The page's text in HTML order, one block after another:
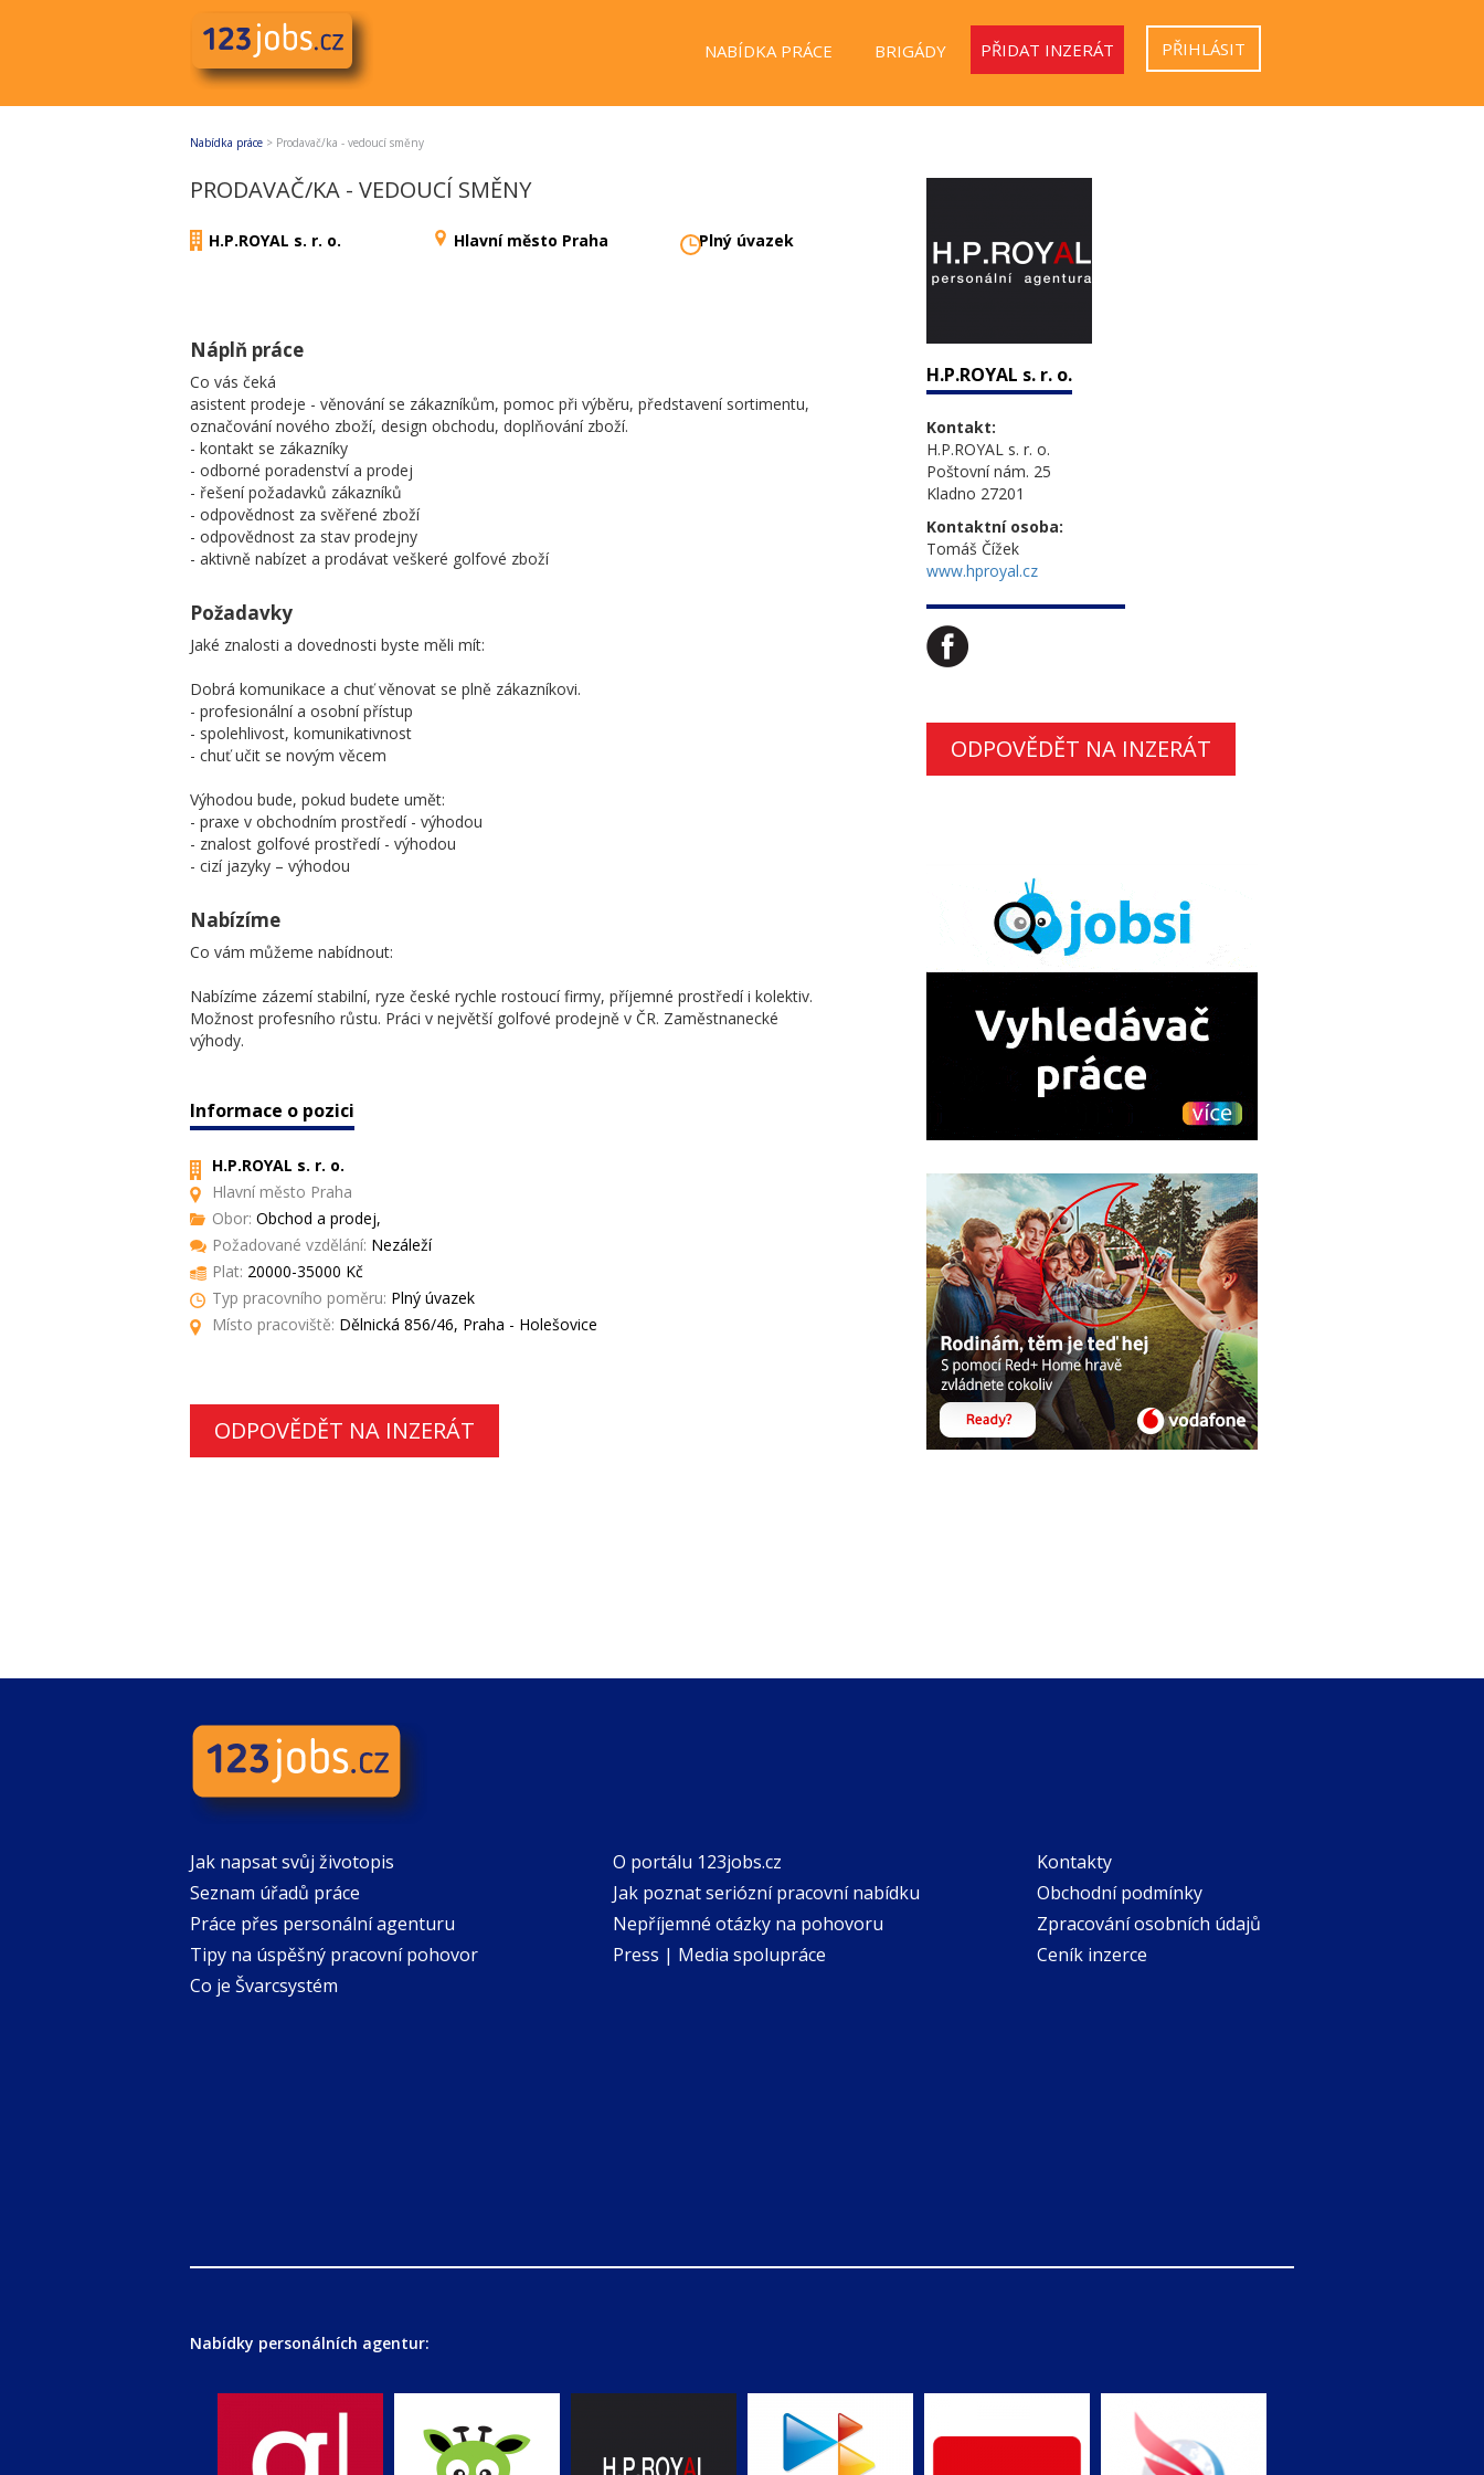
NABÍDKA PRÁCE BRIGÁDY PŘIDAT INZERÁT PŘIHLÁSIT
Nabídka práce > Prodavač/ka - vedoucí směny
PRODAVAČ/KA - VEDOUCÍ SMĚNY
H.P.ROYAL s. r. o. Hlavní město Praha Plný úvazek
Náplň práce
Co vás čeká
asistent prodeje - věnování se zákazníkům, pomoc při výběru, představení sortimentu,
označování nového zboží, design obchodu, doplňování zboží.
- kontakt se zákazníky
- odborné poradenství a prodej
- řešení požadavků zákazníků
- odpovědnost za svěřené zboží
- odpovědnost za stav prodejny
- aktivně nabízet a prodávat veškeré golfové zboží
Požadavky
Jaké znalosti a dovednosti byste měli mít:
Dobrá komunikace a chuť věnovat se plně zákazníkovi.
- profesionální a osobní přístup
- spolehlivost, komunikativnost
- chuť učit se novým věcem
Výhodou bude, pokud budete umět:
- praxe v obchodním prostředí - výhodou
- znalost golfové prostředí - výhodou
- cizí jazyky – výhodou
Nabízíme
Co vám můžeme nabídnout:
Nabízíme zázemí stabilní, ryze české rychle rostoucí firmy, příjemné prostředí i kolektiv.
Možnost profesního růstu. Práci v největší golfové prodejně v ČR. Zaměstnanecké
výhody.
Informace o pozici
H.P.ROYAL s. r. o.
Hlavní město Praha
Obor: Obchod a prodej,
Požadované vzdělání: Nezáleží
Plat: 20000-35000 Kč
Typ pracovního poměru: Plný úvazek
Místo pracoviště: Dělnická 856/46, Praha - Holešovice
ODPOVĚDĚT NA INZERÁT
H.P.ROYAL s. r. o.
Kontakt:
H.P.ROYAL s. r. o.
Poštovní nám. 25
Kladno 27201
Kontaktní osoba:
Tomáš Čížek
www.hproyal.cz
ODPOVĚDĚT NA INZERÁT
Jak napsat svůj životopis
Seznam úřadů práce
Práce přes personální agenturu
Tipy na úspěšný pracovní pohovor
Co je Švarcsystém
O portálu 123jobs.cz
Jak poznat seriózní pracovní nabídku
Nepříjemné otázky na pohovoru
Press | Media spolupráce
Kontakty
Obchodní podmínky
Zpracování osobních údajů
Ceník inzerce
Nabídky personálních agentur: